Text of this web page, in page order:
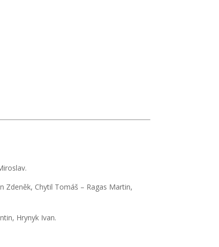
Zdeněk, Chytil Tomáš – Ragas Martin,
Hrynyk Ivan.